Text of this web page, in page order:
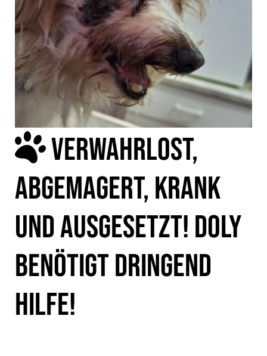
VERWAHRLOST,
ABGEMAGERT, KRANK
UND AUSGESETZT! DOLY
BENÖTIGT DRINGEND
HILFE!